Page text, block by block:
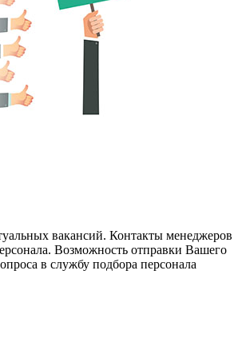
вакансий. Контакты менеджеров
Возможность отправки Вашего
в службу подбора персонала